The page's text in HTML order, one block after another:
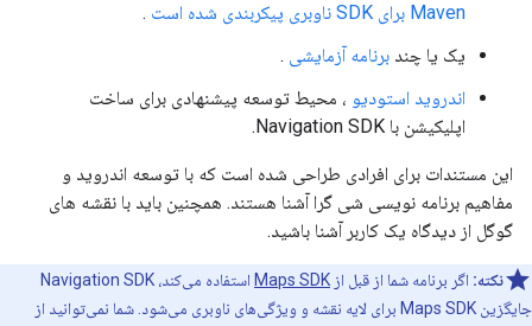
Maven برای SDK ناوبری پیکربندی شده است
.
یک یا چند برنامه آزمایشی .
اندروید استودیو ، محیط توسعه پیشنهادی برای ساخت
اپلیکیشن با Navigation SDK.
این مستندات برای افرادی طراحی شده است که با توسعه اندروید و
مفاهیم برنامه نویسی شی گرا آشنا هستند. همچنین باید با نقشه های
گوگل از دیدگاه یک کاربر آشنا باشید.
نکته: اگر برنامه شما از قبل از Maps SDK
استفاده می‌کند، Navigation SDK
جایگزین Maps SDK برای لایه نقشه و ویژگی‌های ناوبری می‌شود. شما نمی‌توانید از